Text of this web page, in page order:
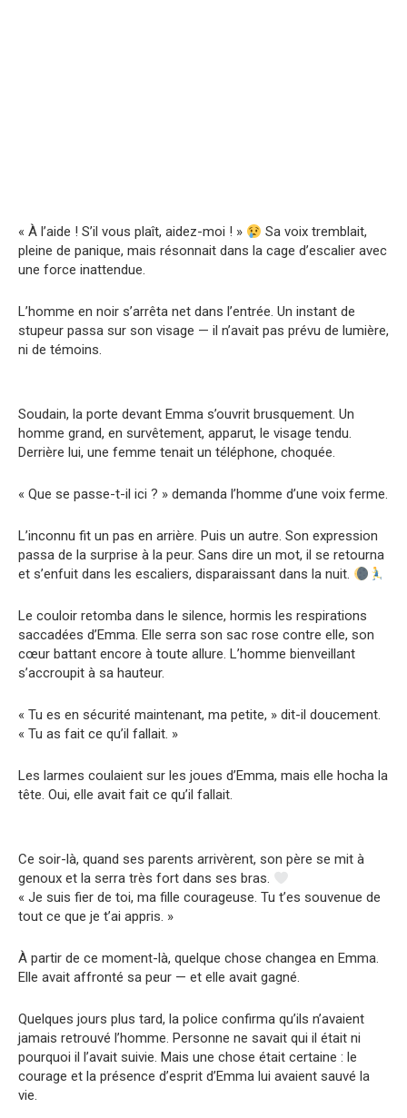
« À l’aide ! S’il vous plaît, aidez-moi ! »
Sa voix tremblait,
pleine de panique, mais résonnait dans la cage d’escalier avec
une force inattendue.
L’homme en noir s’arrêta net dans l’entrée. Un instant de
stupeur passa sur son visage — il n’avait pas prévu de lumière,
ni de témoins.
Soudain, la porte devant Emma s’ouvrit brusquement. Un
homme grand, en survêtement, apparut, le visage tendu.
Derrière lui, une femme tenait un téléphone, choquée.
« Que se passe-t-il ici ? » demanda l’homme d’une voix ferme.
L’inconnu fit un pas en arrière. Puis un autre. Son expression
passa de la surprise à la peur. Sans dire un mot, il se retourna
et s’enfuit dans les escaliers, disparaissant dans la nuit.
Le couloir retomba dans le silence, hormis les respirations
saccadées d’Emma. Elle serra son sac rose contre elle, son
cœur battant encore à toute allure. L’homme bienveillant
s’accroupit à sa hauteur.
« Tu es en sécurité maintenant, ma petite, » dit-il doucement.
« Tu as fait ce qu’il fallait. »
Les larmes coulaient sur les joues d’Emma, mais elle hocha la
tête. Oui, elle avait fait ce qu’il fallait.
Ce soir-là, quand ses parents arrivèrent, son père se mit à
genoux et la serra très fort dans ses bras.
« Je suis fier de toi, ma fille courageuse. Tu t’es souvenue de
tout ce que je t’ai appris. »
À partir de ce moment-là, quelque chose changea en Emma.
Elle avait affronté sa peur — et elle avait gagné.
Quelques jours plus tard, la police confirma qu’ils n’avaient
jamais retrouvé l’homme. Personne ne savait qui il était ni
pourquoi il l’avait suivie. Mais une chose était certaine : le
courage et la présence d’esprit d’Emma lui avaient sauvé la
vie.